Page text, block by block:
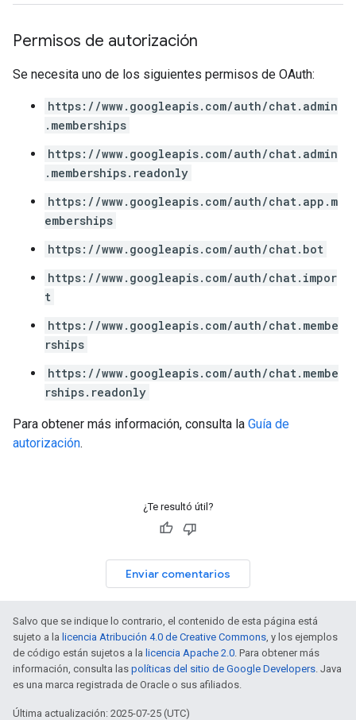
Permisos de autorización
Se necesita uno de los siguientes permisos de OAuth:
https://www.googleapis.com/auth/chat.admin
.memberships
https://www.googleapis.com/auth/chat.admin
.memberships.readonly
https://www.googleapis.com/auth/chat.app.m
emberships
https://www.googleapis.com/auth/chat.bot
https://www.googleapis.com/auth/chat.impor
t
https://www.googleapis.com/auth/chat.membe
rships
https://www.googleapis.com/auth/chat.membe
rships.readonly
Para obtener más información, consulta la Guía de
autorización.
¿Te resultó útil?
Enviar comentarios
Salvo que se indique lo contrario, el contenido de esta página está
sujeto a la licencia Atribución 4.0 de Creative Commons, y los ejemplos
de código están sujetos a la licencia Apache 2.0. Para obtener más
información, consulta las políticas del sitio de Google Developers. Java
es una marca registrada de Oracle o sus afiliados.
Última actualización: 2025-07-25 (UTC)